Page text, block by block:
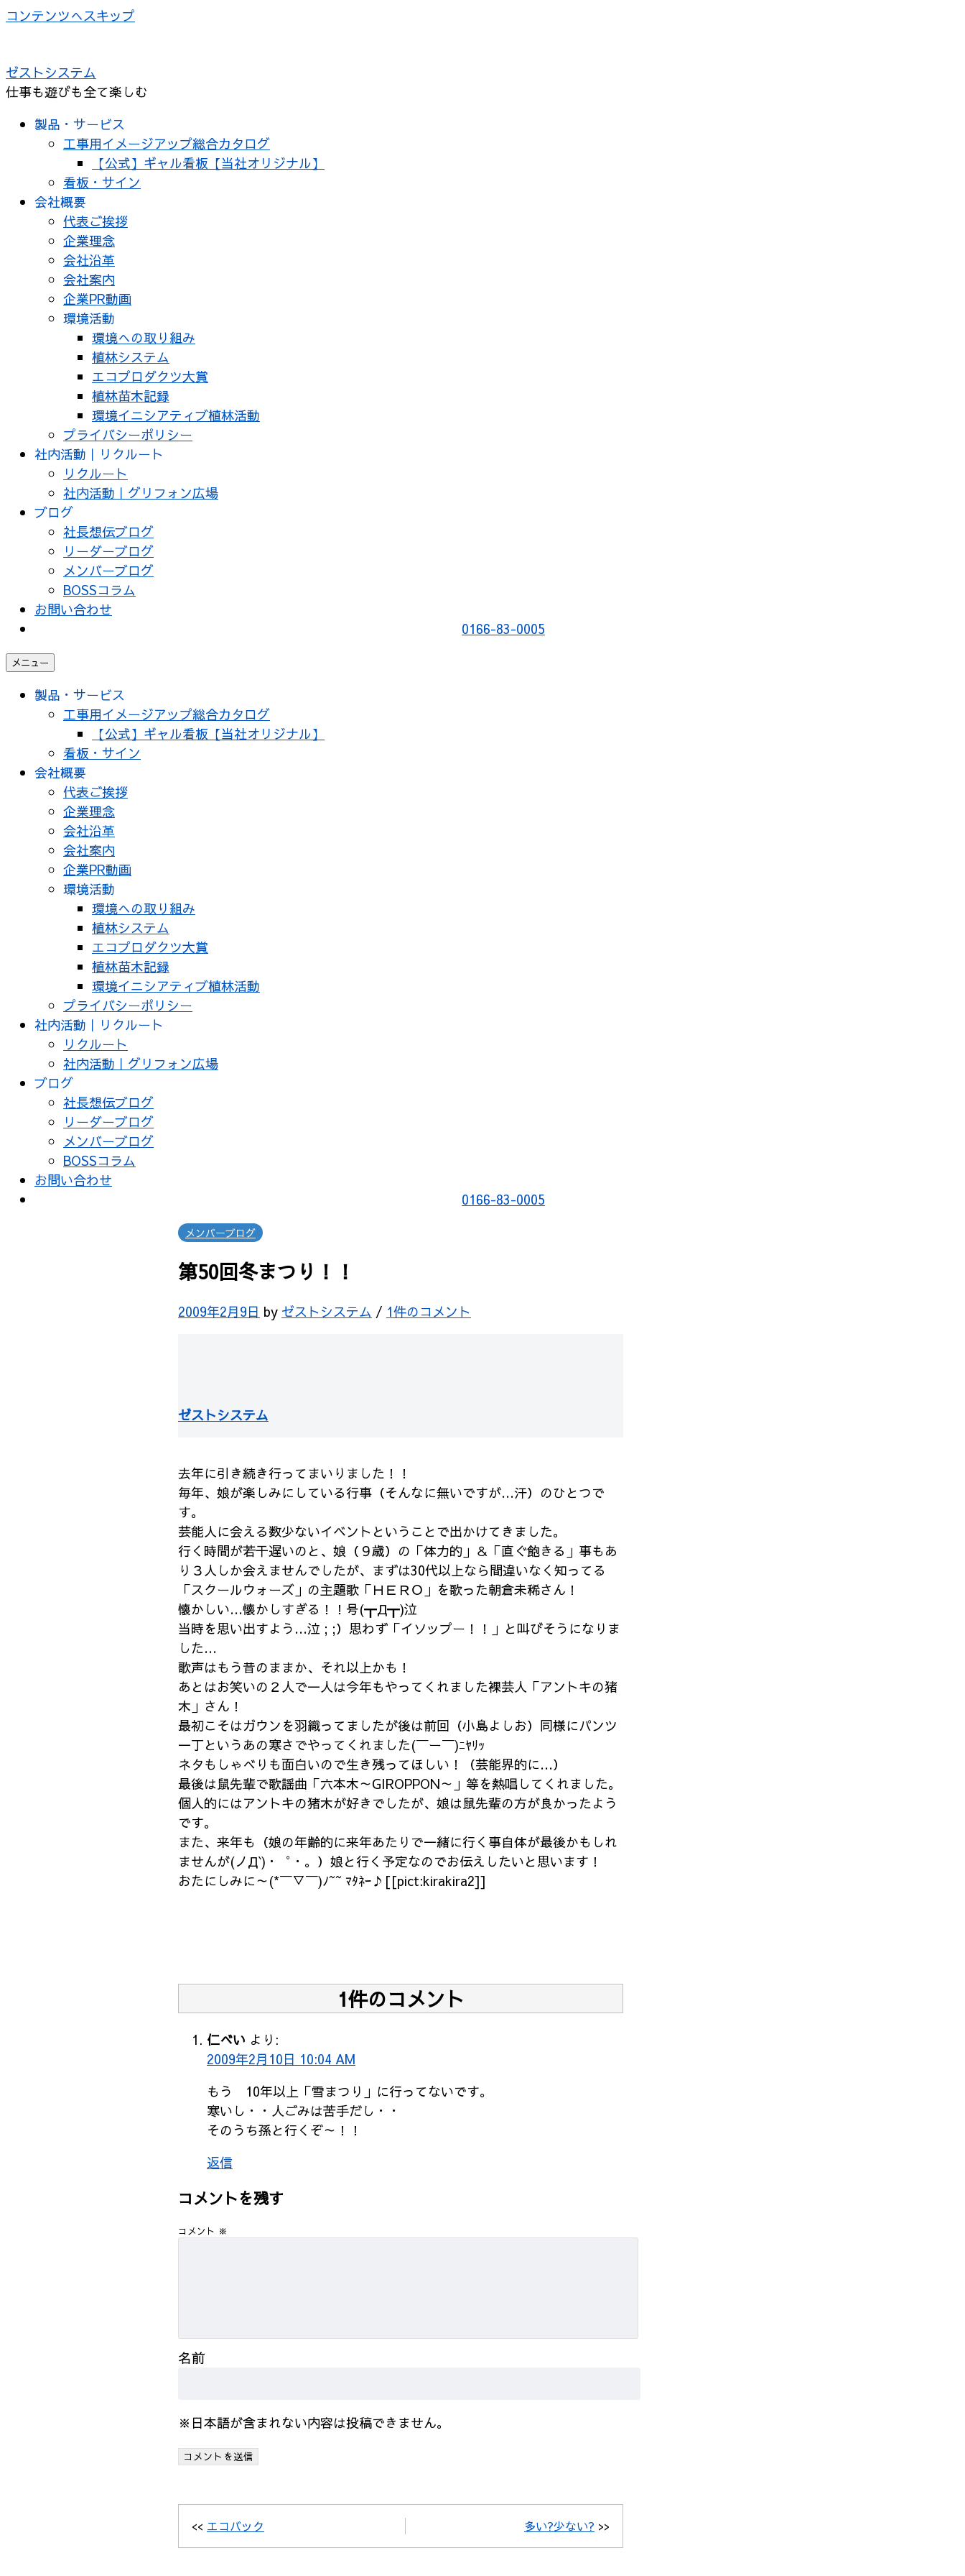
コンテンツへスキップ
ゼストシステム
仕事も遊びも全て楽しむ
製品・サービス
工事用イメージアップ総合カタログ
【公式】ギャル看板【当社オリジナル】
看板・サイン
会社概要
代表ご挨拶
企業理念
会社沿革
会社案内
企業PR動画
環境活動
環境への取り組み
植林システム
エコプロダクツ大賞
植林苗木記録
環境イニシアティブ植林活動
プライバシーポリシー
社内活動｜リクルート
リクルート
社内活動｜グリフォン広場
ブログ
社長想伝ブログ
リーダーブログ
メンバーブログ
BOSSコラム
お問い合わせ
0166-83-0005
メニュー
製品・サービス
工事用イメージアップ総合カタログ
【公式】ギャル看板【当社オリジナル】
看板・サイン
会社概要
代表ご挨拶
企業理念
会社沿革
会社案内
企業PR動画
環境活動
環境への取り組み
植林システム
エコプロダクツ大賞
植林苗木記録
環境イニシアティブ植林活動
プライバシーポリシー
社内活動｜リクルート
リクルート
社内活動｜グリフォン広場
ブログ
社長想伝ブログ
リーダーブログ
メンバーブログ
BOSSコラム
お問い合わせ
0166-83-0005
メンバーブログ
第50回冬まつり！！
2009年2月9日 by ゼストシステム / 1件のコメント
ゼストシステム
去年に引き続き行ってまいりました！！
毎年、娘が楽しみにしている行事（そんなに無いですが…汗）のひとつで
す。
芸能人に会える数少ないイベントということで出かけてきました。
行く時間が若干遅いのと、娘（９歳）の「体力的」＆「直ぐ飽きる」事もあ
り３人しか会えませんでしたが、まずは30代以上なら間違いなく知ってる
「スクールウォーズ」の主題歌「ＨＥＲＯ」を歌った朝倉未稀さん！
懐かしい…懐かしすぎる！！号(┳Д┳)泣
当時を思い出すよう…泣 ; ;）思わず「イソップー！！」と叫びそうになりま
した…
歌声はもう昔のままか、それ以上かも！
あとはお笑いの２人で一人は今年もやってくれました裸芸人「アントキの猪
木」さん！
最初こそはガウンを羽織ってましたが後は前回（小島よしお）同様にパンツ
一丁というあの寒さでやってくれました(￣ー￣)ﾆﾔﾘｯ
ネタもしゃべりも面白いので生き残ってほしい！（芸能界的に…）
最後は鼠先輩で歌謡曲「六本木～GIROPPON～」等を熱唱してくれました。
個人的にはアントキの猪木が好きでしたが、娘は鼠先輩の方が良かったよう
です。
また、来年も（娘の年齢的に来年あたりで一緒に行く事自体が最後かもしれ
ませんが(ノД`)・゜・。）娘と行く予定なのでお伝えしたいと思います！
おたにしみに～(*￣▽￣)ﾉ~~ ﾏﾀﾈｰ♪[[pict:kirakira2]]
1件のコメント
仁べい より:
2009年2月10日 10:04 AM
もう 10年以上「雪まつり」に行ってないです。
寒いし・・人ごみは苦手だし・・
そのうち孫と行くぞ～！！
返信
コメントを残す
コメント ※
名前
※日本語が含まれない内容は投稿できません。
<< エコバック 多い?少ない? >>